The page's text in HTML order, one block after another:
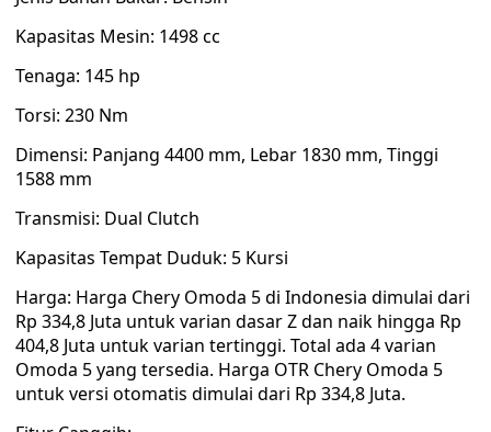
Kapasitas Mesin: 1498 cc
Tenaga: 145 hp
Torsi: 230 Nm
Dimensi: Panjang 4400 mm, Lebar 1830 mm, Tinggi
1588 mm
Transmisi: Dual Clutch
Kapasitas Tempat Duduk: 5 Kursi
Harga: Harga Chery Omoda 5 di Indonesia dimulai dari
Rp 334,8 Juta untuk varian dasar Z dan naik hingga Rp
404,8 Juta untuk varian tertinggi. Total ada 4 varian
Omoda 5 yang tersedia. Harga OTR Chery Omoda 5
untuk versi otomatis dimulai dari Rp 334,8 Juta.